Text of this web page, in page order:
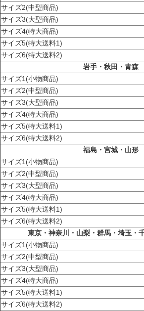
サイズ2(中型商品)
サイズ3(大型商品)
サイズ4(特大商品)
サイズ5(特大送料1)
サイズ6(特大送料2)
岩手・秋田・青森
サイズ1(小物商品)
サイズ2(中型商品)
サイズ3(大型商品)
サイズ4(特大商品)
サイズ5(特大送料1)
サイズ6(特大送料2)
福島・宮城・山形
サイズ1(小物商品)
サイズ2(中型商品)
サイズ3(大型商品)
サイズ4(特大商品)
サイズ5(特大送料1)
サイズ6(特大送料2)
東京・神奈川・山梨・群馬・埼玉・
サイズ1(小物商品)
サイズ2(中型商品)
サイズ3(大型商品)
サイズ4(特大商品)
サイズ5(特大送料1)
サイズ6(特大送料2)